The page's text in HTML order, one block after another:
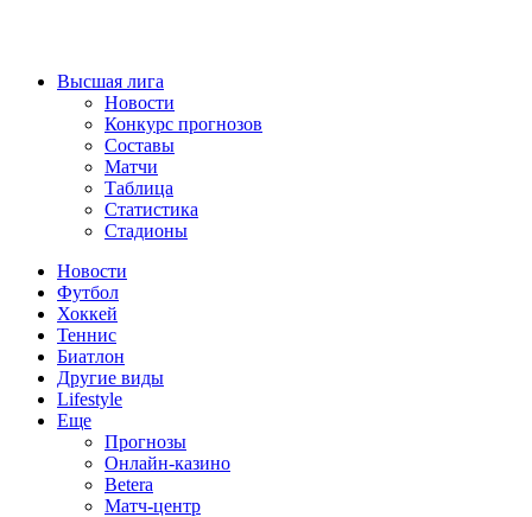
Высшая лига
Новости
Конкурс прогнозов
Составы
Матчи
Таблица
Статистика
Стадионы
Новости
Футбол
Хоккей
Теннис
Биатлон
Другие виды
Lifestyle
Еще
Прогнозы
Онлайн-казино
Betera
Матч-центр